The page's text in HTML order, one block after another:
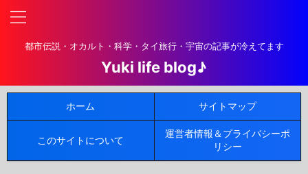
都市伝説・オカルト・科学・タイ旅行・宇宙の記事が冷えてます
Yuki life blog♪
ホーム サイトマップ
このサイトについて
運営者情報＆プライバシーポ
リシー